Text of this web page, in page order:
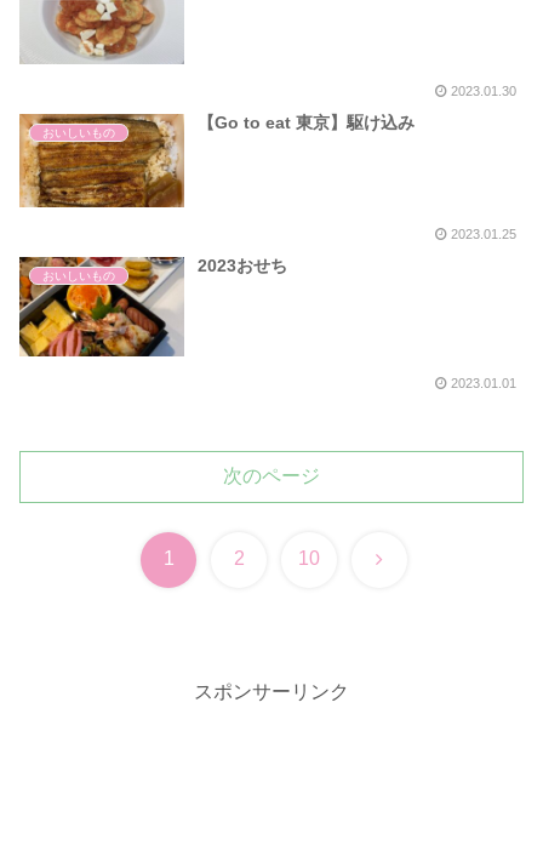
2023.01.30
おいしいもの
【Go to eat 東京】駆け込み
2023.01.25
おいしいもの
2023おせち
2023.01.01
次のページ
1 2 10 次
スポンサーリンク